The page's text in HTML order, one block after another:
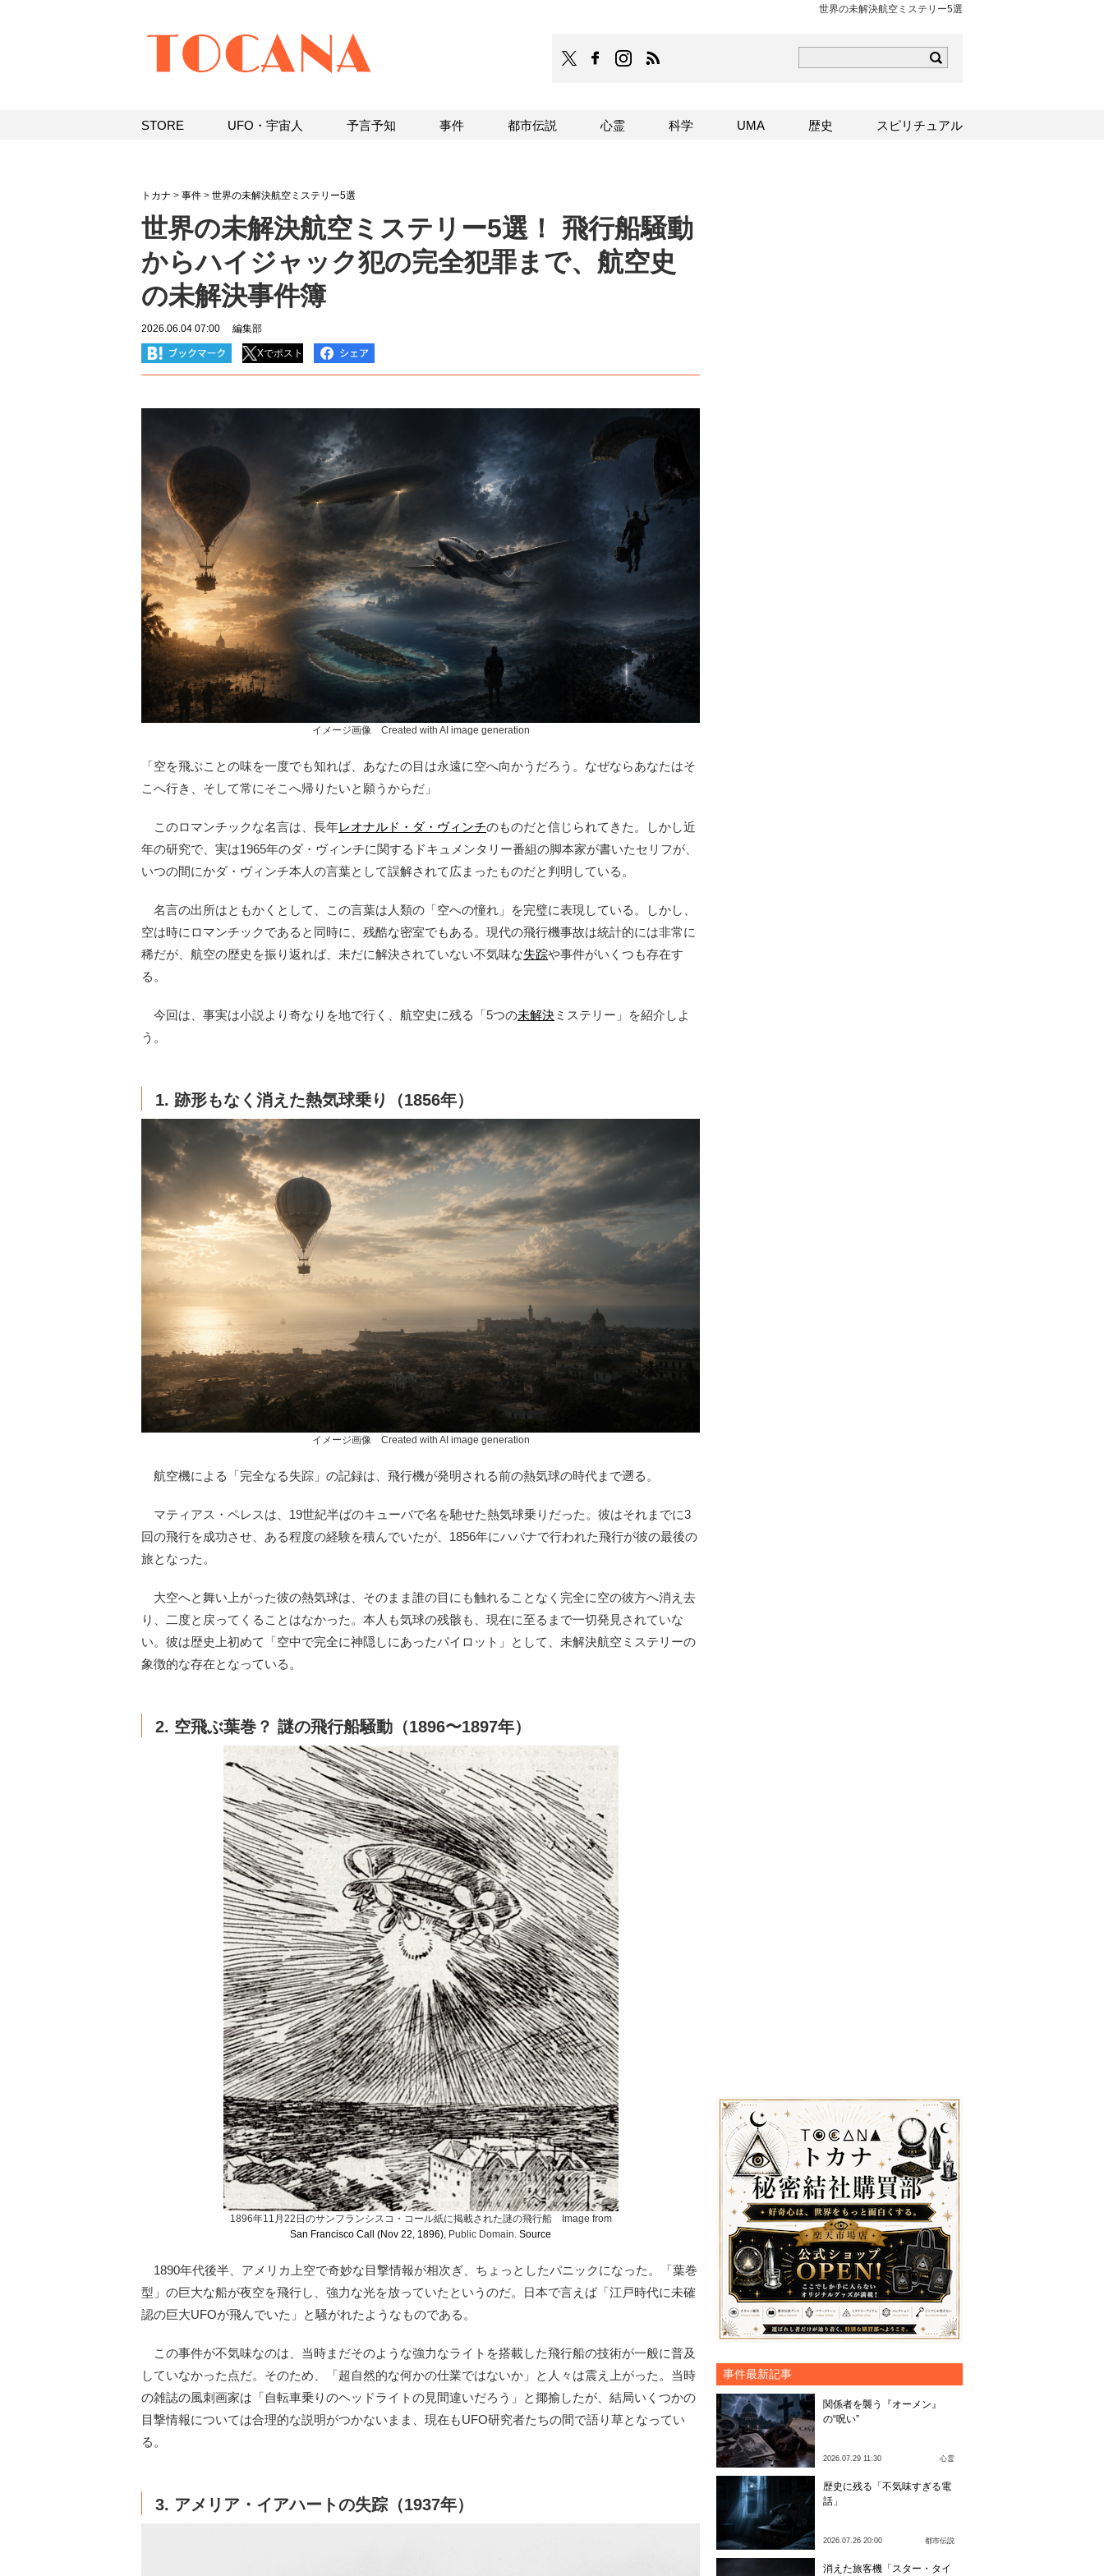
世界の未解決航空ミステリー5選
TOCANAのFacebookはこちら
TOCANAのinstagramはこちら
トカナ > 事件 > 世界の未解決航空ミステリー5選
世界の未解決航空ミステリー5選！ 飛行船騒動
からハイジャック犯の完全犯罪まで、航空史
の未解決事件簿
2026.06.04 07:00 編集部
Xでポスト
イメージ画像 Created with AI image generation
「空を飛ぶことの味を一度でも知れば、あなたの目は永遠に空へ向かうだろう。なぜならあなたはそ
こへ行き、そして常にそこへ帰りたいと願うからだ」
このロマンチックな名言は、長年レオナルド・ダ・ヴィンチのものだと信じられてきた。しかし近
年の研究で、実は1965年のダ・ヴィンチに関するドキュメンタリー番組の脚本家が書いたセリフが、
いつの間にかダ・ヴィンチ本人の言葉として誤解されて広まったものだと判明している。
名言の出所はともかくとして、この言葉は人類の「空への憧れ」を完璧に表現している。しかし、
空は時にロマンチックであると同時に、残酷な密室でもある。現代の飛行機事故は統計的には非常に
稀だが、航空の歴史を振り返れば、未だに解決されていない不気味な失踪や事件がいくつも存在す
る。
今回は、事実は小説より奇なりを地で行く、航空史に残る「5つの未解決ミステリー」を紹介しよ
う。
1. 跡形もなく消えた熱気球乗り（1856年）
イメージ画像 Created with AI image generation
航空機による「完全なる失踪」の記録は、飛行機が発明される前の熱気球の時代まで遡る。
マティアス・ペレスは、19世紀半ばのキューバで名を馳せた熱気球乗りだった。彼はそれまでに3
回の飛行を成功させ、ある程度の経験を積んでいたが、1856年にハバナで行われた飛行が彼の最後の
旅となった。
大空へと舞い上がった彼の熱気球は、そのまま誰の目にも触れることなく完全に空の彼方へ消え去
り、二度と戻ってくることはなかった。本人も気球の残骸も、現在に至るまで一切発見されていな
い。彼は歴史上初めて「空中で完全に神隠しにあったパイロット」として、未解決航空ミステリーの
象徴的な存在となっている。
2. 空飛ぶ葉巻？ 謎の飛行船騒動（1896〜1897年）
1896年11月22日のサンフランシスコ・コール紙に掲載された謎の飛行船 Image from
San Francisco Call (Nov 22, 1896), Public Domain. Source
1890年代後半、アメリカ上空で奇妙な目撃情報が相次ぎ、ちょっとしたパニックになった。「葉巻
型」の巨大な船が夜空を飛行し、強力な光を放っていたというのだ。日本で言えば「江戸時代に未確
認の巨大UFOが飛んでいた」と騒がれたようなものである。
この事件が不気味なのは、当時まだそのような強力なライトを搭載した飛行船の技術が一般に普及
していなかった点だ。そのため、「超自然的な何かの仕業ではないか」と人々は震え上がった。当時
の雑誌の風刺画家は「自転車乗りのヘッドライトの見間違いだろう」と揶揄したが、結局いくつかの
目撃情報については合理的な説明がつかないまま、現在もUFO研究者たちの間で語り草となってい
る。
3. アメリア・イアハートの失踪（1937年）
事件最新記事
関係者を襲う『オーメン』
の“呪い”
2026.07.29 11:30 心霊
歴史に残る「不気味すぎる電
話」
2026.07.26 20:00 都市伝説
消えた旅客機「スター・タイ
STORE UFO・宇宙人 予言予知 事件 都市伝説 心霊 科学 UMA 歴史 スピリチュアル